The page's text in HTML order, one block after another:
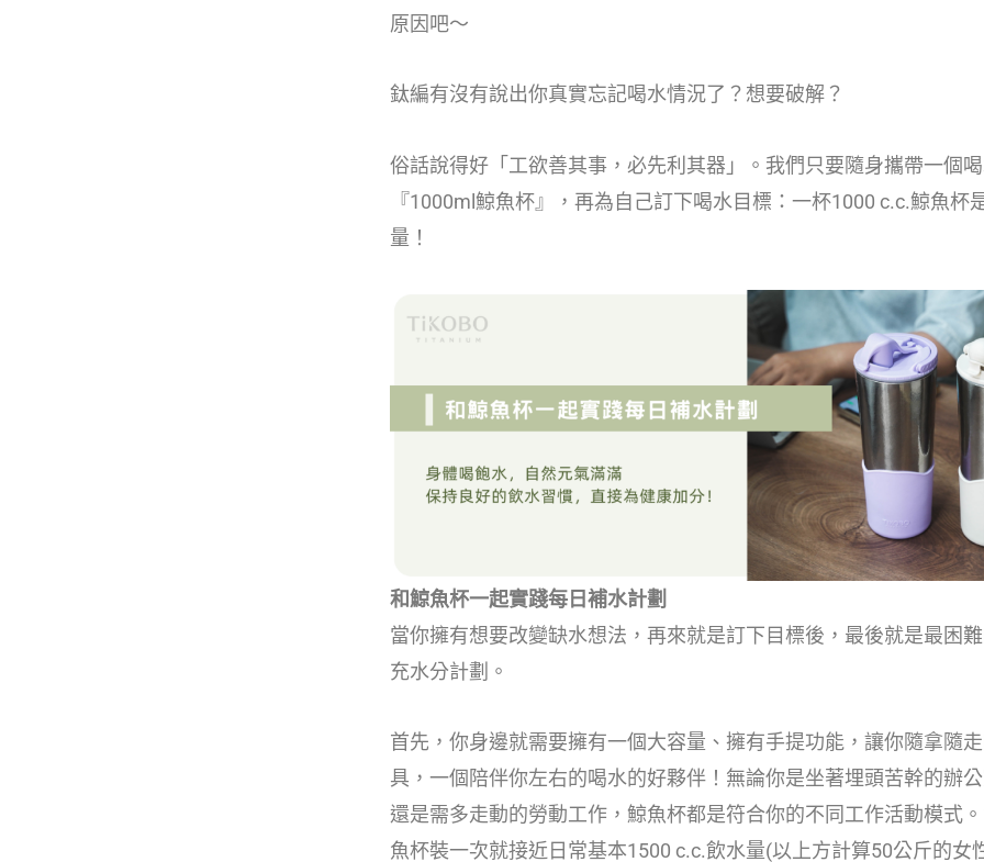
原因吧～
鈦編有沒有說出你真實忘記喝水情況了？想要破解？
俗話說得好「工欲善其事，必先利其器」。我們只要隨身攜帶一個
『1000ml鯨魚杯』，再為自己訂下喝水目標：一杯1000 c.c.鯨魚杯
量！
和鯨魚杯一起實踐每日補水計劃
當你擁有想要改變缺水想法，再來就是訂下目標後，最後就是最困
充水分計劃。
首先，你身邊就需要擁有一個大容量、擁有手提功能，讓你隨拿隨
具，一個陪伴你左右的喝水的好夥伴！無論你是坐著埋頭苦幹的辦公
還是需多走動的勞動工作，鯨魚杯都是符合你的不同工作活動模式
魚杯裝一次就接近日常基本1500 c.c.飲水量(以上方計算50公斤的女